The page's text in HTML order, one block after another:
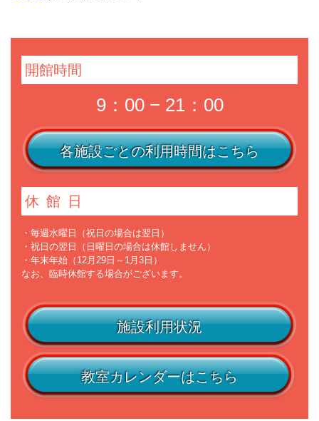
開館時間
9：00 − 21：00
各施設ごとの利用時間はこちら
休館日
・毎週水曜日（祝日の場合は翌日）
・祝日の翌日（日曜日の場合は休館しません）
・年末年始（12月29日～1月3日）
なお、臨時休館する場合がございます。
施設利用状況
教室カレンダーはこちら